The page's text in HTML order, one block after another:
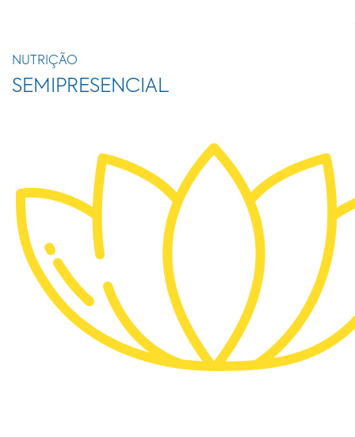
NUTRIÇÃO
SEMIPRESENCIAL